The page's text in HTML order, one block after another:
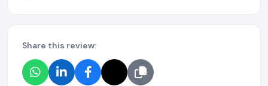
Share this review: